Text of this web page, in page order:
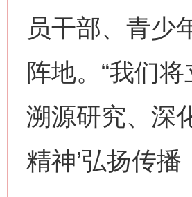
员干部、青少
阵地。“我们
溯源研究、深
精神’弘扬传